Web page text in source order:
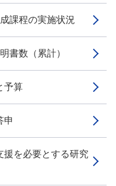
課程の実施状況
書数（累計）
予算
申
援を必要とする研究